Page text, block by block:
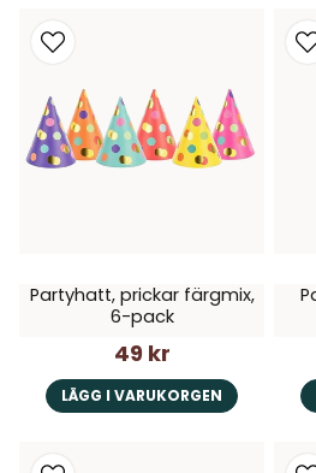
Partyhatt, prickar färgmix,
6-pack
49 kr
LÄGG I VARUKORGEN